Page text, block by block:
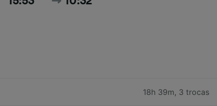
18h 39m, 3 trocas